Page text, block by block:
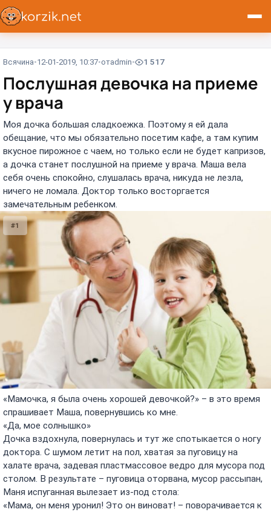
Всячина 12-01-2019, 10:37 отadmin 1 517
Послушная девочка на приеме
у врача
Моя дочка большая сладкоежка. Поэтому я ей дала
обещание, что мы обязательно посетим кафе, а там купим
вкусное пирожное с чаем, но только если не будет капризов,
а дочка станет послушной на приеме у врача. Маша вела
себя очень спокойно, слушалась врача, никуда не лезла,
ничего не ломала. Доктор только восторгается
замечательным ребенком.
#1
«Мамочка, я была очень хорошей девочкой?» – в это время
спрашивает Маша, повернувшись ко мне.
«Да, мое солнышко»
Дочка вздохнула, повернулась и тут же спотыкается о ногу
доктора. С шумом летит на пол, хватая за пуговицу на
халате врача, задевая пластмассовое ведро для мусора под
столом. В результате – пуговица оторвана, мусор рассыпан,
Маня испуганная вылезает из-под стола:
«Мама, он меня уронил! Это он виноват! – поворачивается к